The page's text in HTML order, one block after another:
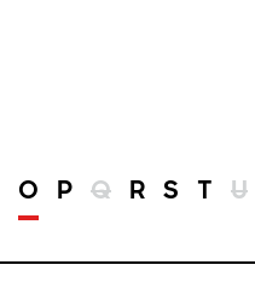
O P Q R S T U